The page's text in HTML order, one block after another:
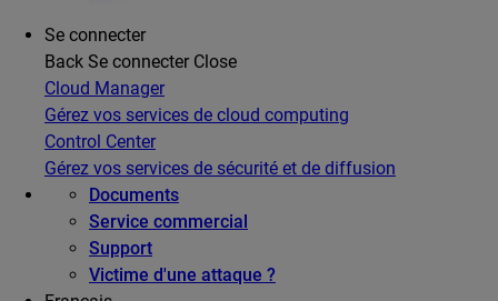
Se connecter
Back Se connecter Close
Cloud Manager
Gérez vos services de cloud computing
Control Center
Gérez vos services de sécurité et de diffusion
Documents
Service commercial
Support
Victime d'une attaque ?